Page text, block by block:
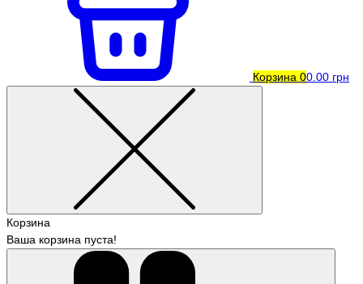
Корзина 00.00 грн
Корзина
Ваша корзина пуста!